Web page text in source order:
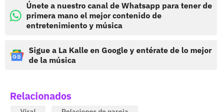
Únete a nuestro canal de Whatsapp para tener de
primera mano el mejor contenido de
entretenimiento y música
Sigue a La Kalle en Google y entérate de lo mejor
de la música
Relacionados